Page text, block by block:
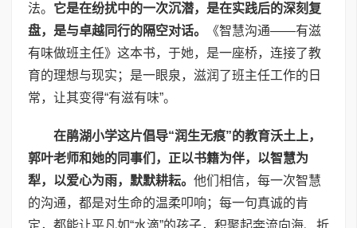
法。 它是在纷扰中的一次沉潜，是在实践后的深刻复
盘，是与卓越同行的隔空对话。
《智慧沟通——有滋
有味做班主任》这本书，于她，是一座桥，连接了教
育的理想与现实；是一眼泉，滋润了班主任工作的日
常，让其变得“有滋有味”。
在鹃湖小学这片倡导“润生无痕”的教育沃土上，
郭叶老师和她的同事们，正以书籍为伴，以智慧为
犁，以爱心为雨，默默耕耘。 他们相信，每一次智慧
的沟通，都是对生命的温柔叩响；每一句真诚的肯